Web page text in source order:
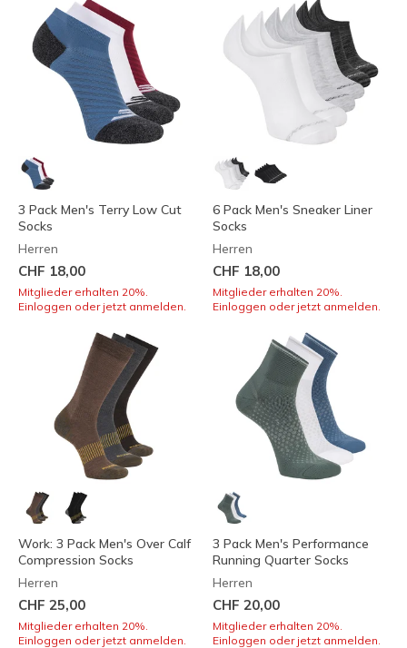
3 Pack Men's Terry Low Cut
Socks
Herren
CHF 18,00
Mitglieder erhalten 20%.
Einloggen oder jetzt anmelden.
6 Pack Men's Sneaker Liner
Socks
Herren
CHF 18,00
Mitglieder erhalten 20%.
Einloggen oder jetzt anmelden.
Work: 3 Pack Men's Over Calf
Compression Socks
Herren
CHF 25,00
Mitglieder erhalten 20%.
Einloggen oder jetzt anmelden.
3 Pack Men's Performance
Running Quarter Socks
Herren
CHF 20,00
Mitglieder erhalten 20%.
Einloggen oder jetzt anmelden.